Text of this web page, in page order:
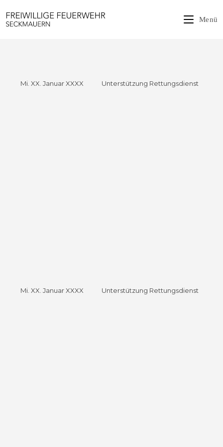
Inhalt
springen
Menü
Mi. XX. Januar XXXX Unterstützung Rettungsdienst
Mi. XX. Januar XXXX Unterstützung Rettungsdienst